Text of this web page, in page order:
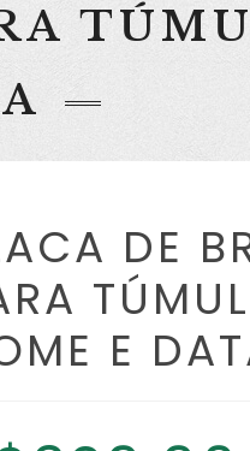
DE
E